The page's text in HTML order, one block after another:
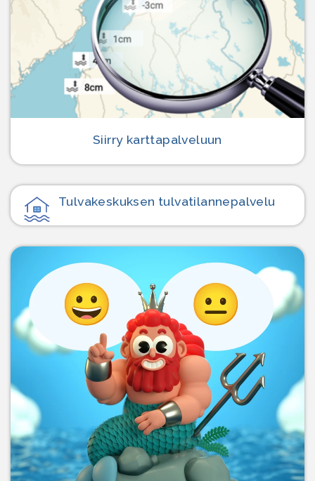
Siirry karttapalveluun
Tulvakeskuksen tulvatilanne­palvelu